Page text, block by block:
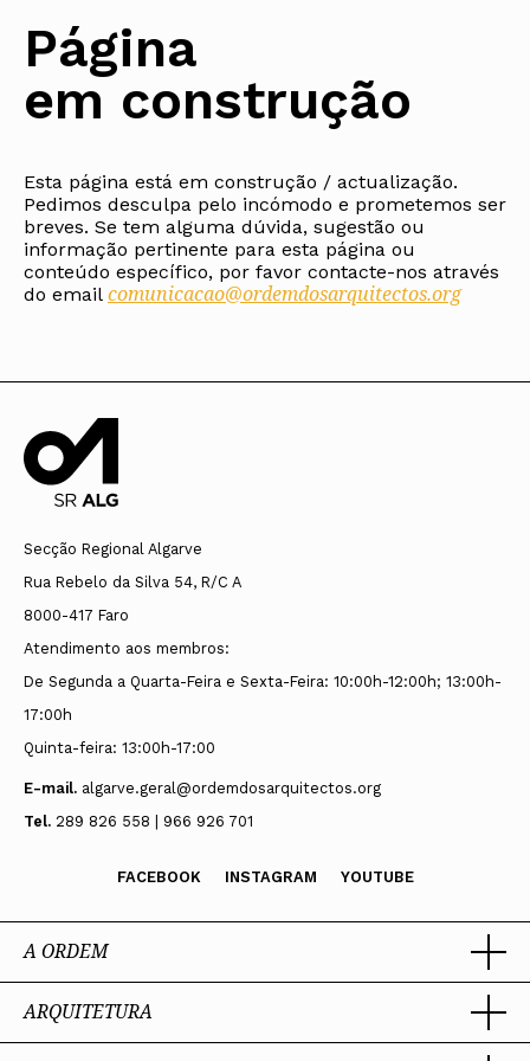
Nacional
Conselho Fiscal
Conselho Diretivo Regional
Conselho de Disciplina
Regional
Colégios
CAU
Glossário de
Arquitectura de
Autor
Protocolos
Institucionais
Protocolos Comerciais
SILUC
Apoio jurídico
Madeira
Açores
Notícias
Centro
Lisboa e Vale do Tejo
Alentejo
Algarve
Madeira
Açores
Página
em construção
Esta página está em construção / actualização.
Pedimos desculpa pelo incómodo e prometemos ser
breves. Se tem alguma dúvida, sugestão ou
informação pertinente para esta página ou
conteúdo específico, por favor contacte-nos através
do email comunicacao@ordemdosarquitectos.org
Secção Regional Algarve
Rua Rebelo da Silva 54, R/C A
8000-417 Faro
Atendimento aos membros:
De Segunda a Quarta-Feira e Sexta-Feira: 10:00h-12:00h; 13:00h-
17:00h
Quinta-feira: 13:00h-17:00
E-mail. algarve.geral@ordemdosarquitectos.org
Tel. 289 826 558 | 966 926 701
FACEBOOK INSTAGRAM YOUTUBE
A ORDEM
Ordem dos Arquitectos
Sobre a OA
ARQUITETURA